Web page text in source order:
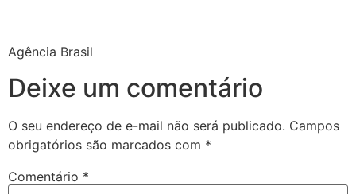
Agência Brasil
Deixe um comentário
O seu endereço de e-mail não será publicado. Campos
obrigatórios são marcados com *
Comentário *